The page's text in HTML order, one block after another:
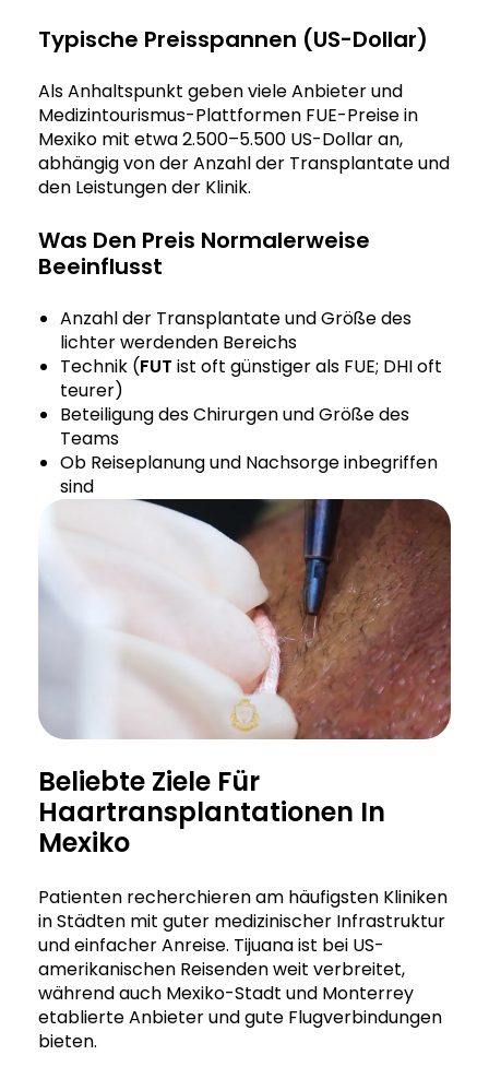
Typische Preisspannen (US-Dollar)
Als Anhaltspunkt geben viele Anbieter und
Medizintourismus-Plattformen FUE-Preise in
Mexiko mit etwa 2.500–5.500 US-Dollar an,
abhängig von der Anzahl der Transplantate und
den Leistungen der Klinik.
Was Den Preis Normalerweise
Beeinflusst
Anzahl der Transplantate und Größe des
lichter werdenden Bereichs
Technik (FUT ist oft günstiger als FUE; DHI oft
teurer)
Beteiligung des Chirurgen und Größe des
Teams
Ob Reiseplanung und Nachsorge inbegriffen
sind
Beliebte Ziele Für
Haartransplantationen In
Mexiko
Patienten recherchieren am häufigsten Kliniken
in Städten mit guter medizinischer Infrastruktur
und einfacher Anreise. Tijuana ist bei US-
amerikanischen Reisenden weit verbreitet,
während auch Mexiko-Stadt und Monterrey
etablierte Anbieter und gute Flugverbindungen
bieten.